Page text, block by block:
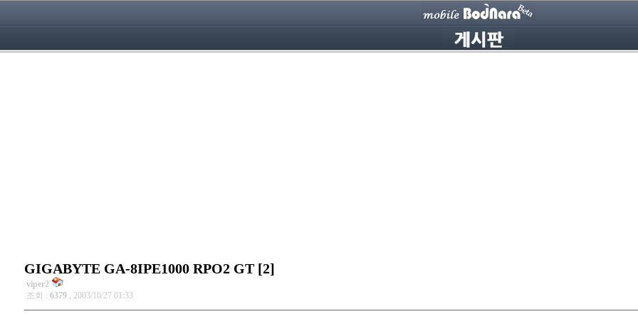
GIGABYTE GA-8IPE1000 RPO2 GT [2]
viper2
조회 : 6379 , 2003/10/27 01:33